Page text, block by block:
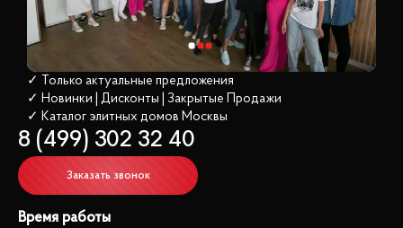
✓ Только актуальные предложения
✓ Новинки | Дисконты | Закрытые Продажи
✓ Каталог элитных домов Москвы
8 (499) 302 32 40
Заказать звонок
Время работы